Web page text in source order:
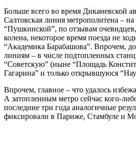
Больше всего во время Диканевской
Салтовская линия метрополитена – на
“Пушкинской”, по отзывам
колена, некоторое время поезда не
“Академика Барабашова”. Впрочем,
линиям – в числе подтопленных
“Советскую” (ныне “Площадь
Гагарина” и только открывшуюся
Впрочем, главное – что удалось
А затопленным метро сейчас кого-
последние три года аналогичные
фиксировали в Париже, Стамбуле и